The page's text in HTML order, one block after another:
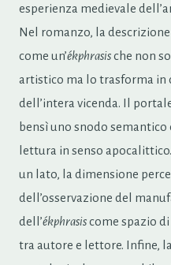
esperienza medievale
Nel romanzo, la
come un’ékphrasische non
artistico ma lo trasforma in
dell’intera vicenda. Il
bensì uno snodo
lettura in senso
un lato, la dimensione
dell’osservazione del
dell’ékphrasiscome spazio
tra autore e lettore. Infine,